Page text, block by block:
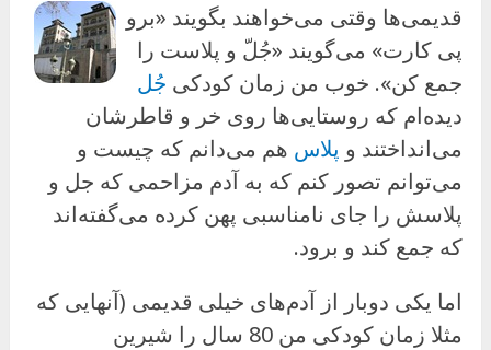
قدیمی‌ها وقتی می‌خواهند بگویند «برو
پی کارت» می‌گویند «جُلّ و پلاست را
جمع کن». خوب من زمان کودکی جُل
دیده‌ام که روستایی‌ها روی خر و قاطرشان
می‌انداختند و پلاس هم می‌دانم که چیست و
می‌توانم تصور کنم که به آدم مزاحمی که جل و
پلاسش را جای نامناسبی پهن کرده می‌گفته‌اند
که جمع کند و برود.
اما یکی دوبار از آدم‌های خیلی قدیمی (آنهایی که
مثلا زمان کودکی من 80 سال را شیرین